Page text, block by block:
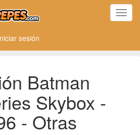
sesión
Batman
Skybox -
- Otras